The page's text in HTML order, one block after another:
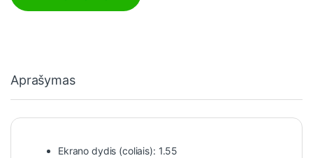
Aprašymas
Ekrano dydis (coliais): 1.55